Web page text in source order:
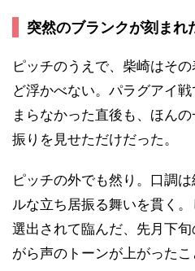
突然のブランクが刻まれ
ピッチのうえで、柴崎はそ
ど浮かべない。パラグアイ
まらなかった直後も、ほん
振りを見せただけだった。
ピッチの外でも然り。口調
ルな立ち居振る舞いを貫く
選出されて臨んだ、先月下
がら声のトーンが上がったこ